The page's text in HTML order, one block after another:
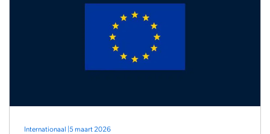
Internationaal |5 maart 2026